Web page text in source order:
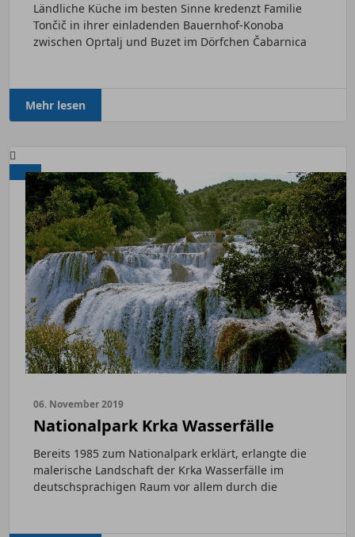
Ländliche Küche im besten Sinne kredenzt Familie
Tončič in ihrer einladenden Bauernhof-Konoba
zwischen Oprtalj und Buzet im Dörfchen Čabarnica
Mehr lesen
06. November 2019
Nationalpark Krka Wasserfälle
Bereits 1985 zum Nationalpark erklärt, erlangte die
malerische Landschaft der Krka Wasserfälle im
deutschsprachigen Raum vor allem durch die